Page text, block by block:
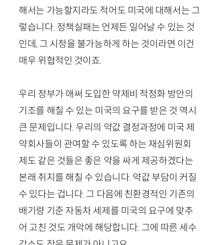
해서는 가능할지라도 적어도 미국에 대해서는 그
렇습니다. 정책실패는 언제든 일어날 수 있는 것
인데, 그 시정을 불가능하게 하는 것이라면 이건
매우 위협적인 것이죠.
우리 정부가 애써 도입한 약제비 적정화 방안의
기조를 해칠 수 있는 미국의 요구를 받은 것 역시
큰 문제입니다. 우리의 약값 결정과정에 미국 제
약회사들이 관여할 수 있도록 하는 재심위원회
제도 같은 것들은 좋은 약을 싸게 제공하겠다는
본래 취지를 해칠 수 있습니다. 약값 부담이 커질
수 있다는 겁니다. 그 다음에 친환경적인 기존의
배기량 기준 자동차 세제를 미국의 요구에 맞추
어 고친 것도 개악에 해당합니다. 그에 따른 세수